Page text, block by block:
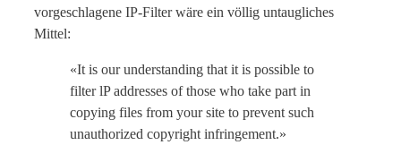
vorgeschlagene IP-Filter wäre ein völlig untaugliches
Mittel:
«It is our understanding that it is possible to
filter lP addresses of those who take part in
copying files from your site to prevent such
unauthorized copyright infringement.»